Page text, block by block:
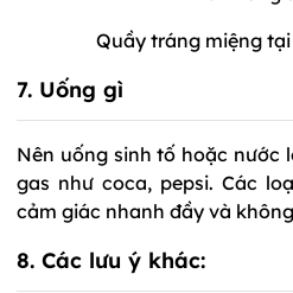
Quầy tráng miệng tại
7. Uống gì
Nên uống sinh tố hoặc nước
gas như coca, pepsi. Các
cảm giác nhanh đầy và
8. Các lưu ý khác: